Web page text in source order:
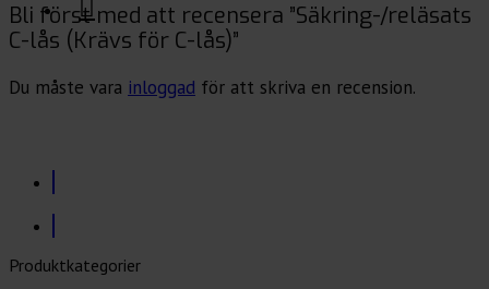
Bli först med att recensera ”Säkring-/reläsats
C-lås (Krävs för C-lås)”
Du måste vara inloggad för att skriva en recension.
Produktkategorier